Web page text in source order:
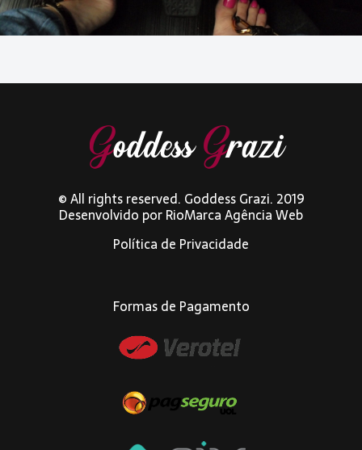
© All rights reserved. Goddess Grazi. 2019
Desenvolvido porRioMarca Agência Web
Política de Privacidade
Formas de Pagamento